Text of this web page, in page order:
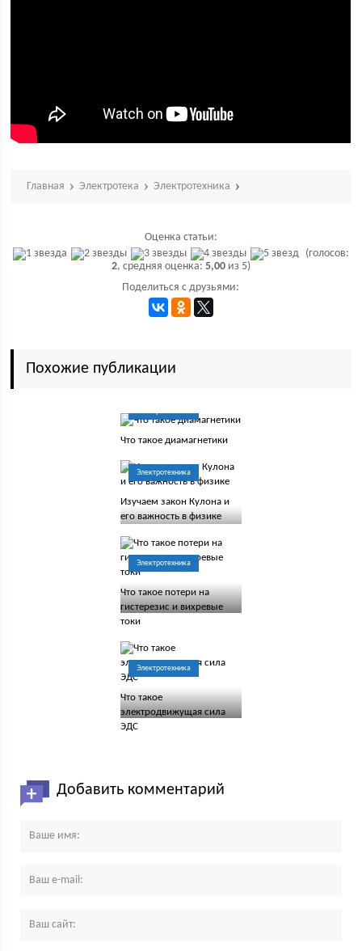
Главная Электротека Электротехника
Оценка статьи:
(голосов:
2, средняя оценка: 5,00из 5)
Поделиться с друзьями:
Похожие публикации
Что такое диамагнетики
Электротехника
Изучаем закон Кулона и
его важность в физике
Электротехника
Что такое потери на
гистерезис и вихревые
токи
Электротехника
Что такое
электродвижущая сила
ЭДС
Добавить комментарий